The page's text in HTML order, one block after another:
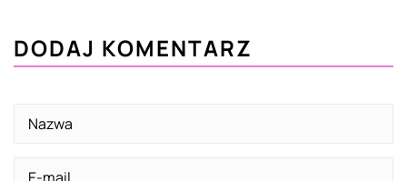
DODAJ KOMENTARZ